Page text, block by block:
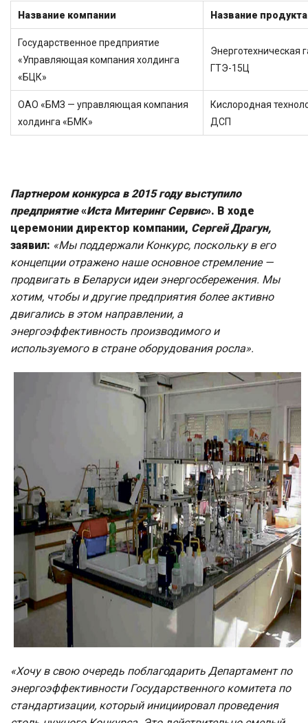
Название компании Название продукта
Государственное предприятие
«Управляющая компания холдинга
«БЦК»
Энерготехническая
ГТЭ-15Ц
ОАО «БМЗ — управляющая компания
холдинга «БМК»
Кислородная
ДСП
Партнером конкурса в 2015 году выступило
предприятие «Иста Митеринг Сервис». В ходе
церемонии директор компании, Сергей Драгун,
заявил: «Мы поддержали Конкурс, поскольку в его
концепции отражено наше основное стремление —
продвигать в Беларуси идеи энергосбережения. Мы
хотим, чтобы и другие предприятия более активно
двигались в этом направлении, а
энергоэффективность производимого и
используемого в стране оборудования росла».
«Хочу в свою очередь поблагодарить Департамент по
энергоэффективности Государственного комитета по
стандартизации, который инициировал проведения